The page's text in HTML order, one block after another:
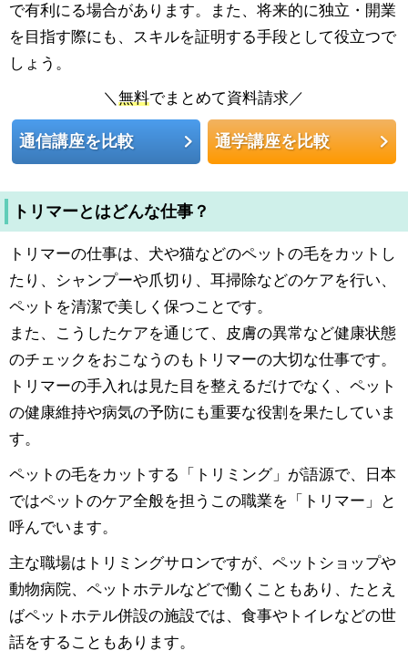
で有利にる場合があります。また、将来的に独立・開業
を目指す際にも、スキルを証明する手段として役立つで
しょう。
＼無料でまとめて資料請求／
通信講座を比較 通学講座を比較
トリマーとはどんな仕事？
トリマーの仕事は、犬や猫などのペットの毛をカットし
たり、シャンプーや爪切り、耳掃除などのケアを行い、
ペットを清潔で美しく保つことです。
また、こうしたケアを通じて、皮膚の異常など健康状態
のチェックをおこなうのもトリマーの大切な仕事です。
トリマーの手入れは見た目を整えるだけでなく、ペット
の健康維持や病気の予防にも重要な役割を果たしていま
す。
ペットの毛をカットする「トリミング」が語源で、日本
ではペットのケア全般を担うこの職業を「トリマー」と
呼んでいます。
主な職場はトリミングサロンですが、ペットショップや
動物病院、ペットホテルなどで働くこともあり、たとえ
ばペットホテル併設の施設では、食事やトイレなどの世
話をすることもあります。